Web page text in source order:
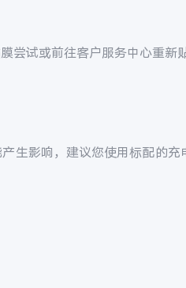
尝试或前往客户服务中心重新贴
生影响，建议您使用标配的充